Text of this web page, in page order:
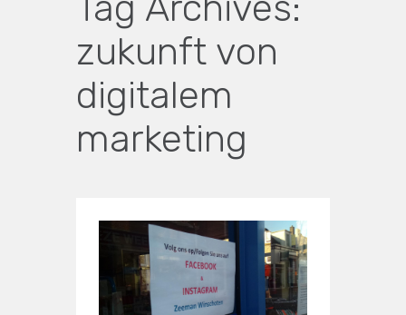
zukunft von
digitalem
marketing